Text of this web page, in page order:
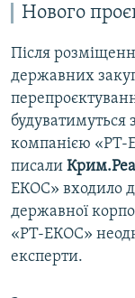
Нового
Після
державних
компанією «РТ-
писали
ЕКОС» входило
державної
«РТ-ЕКОС»
експерти.